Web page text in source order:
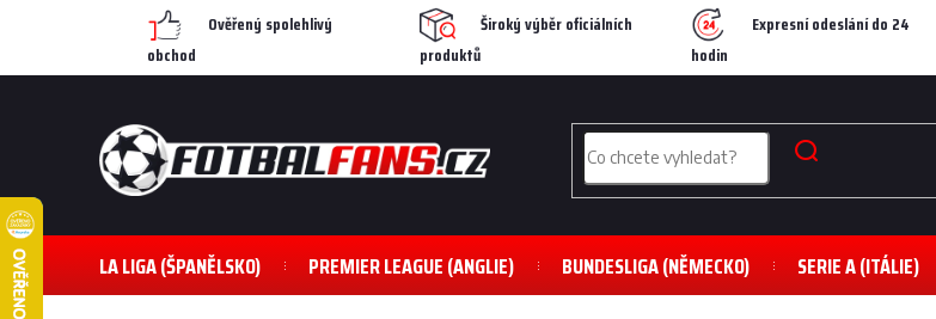
Ověřený spolehlivý
obchod
Široký výběr oficiálních
produktů
Expresní odeslání do 24
hodin
LA LIGA (ŠPANĚLSKO) PREMIER LEAGUE (ANGLIE) BUNDESLIGA (NĚMECKO) SERIE A (ITÁLIE)